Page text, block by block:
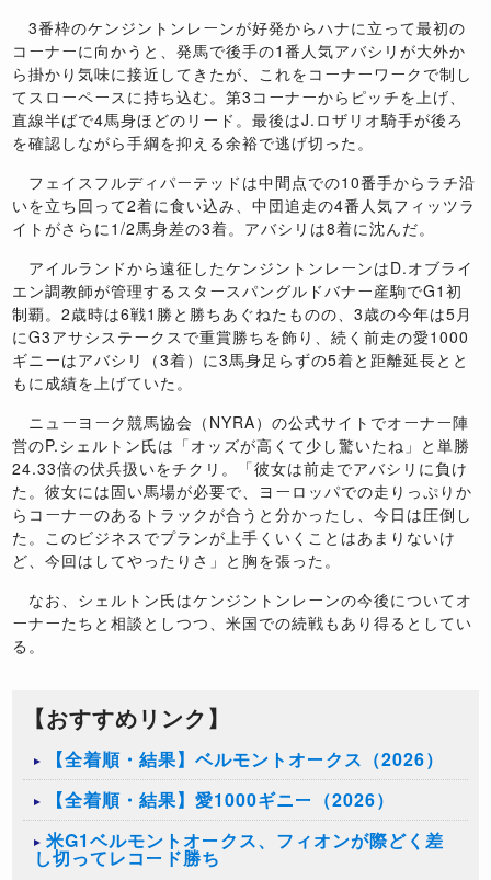
3番枠のケンジントンレーンが好発からハナに立って最初の
コーナーに向かうと、発馬で後手の1番人気アバシリが大外か
ら掛かり気味に接近してきたが、これをコーナーワークで制し
てスローペースに持ち込む。第3コーナーからピッチを上げ、
直線半ばで4馬身ほどのリード。最後はJ.ロザリオ騎手が後ろ
を確認しながら手綱を抑える余裕で逃げ切った。
フェイスフルディパーテッドは中間点での10番手からラチ沿
いを立ち回って2着に食い込み、中団追走の4番人気フィッツラ
イトがさらに1/2馬身差の3着。アバシリは8着に沈んだ。
アイルランドから遠征したケンジントンレーンはD.オブライ
エン調教師が管理するスタースパングルドバナー産駒でG1初
制覇。2歳時は6戦1勝と勝ちあぐねたものの、3歳の今年は5月
にG3アサシステークスで重賞勝ちを飾り、続く前走の愛1000
ギニーはアバシリ（3着）に3馬身足らずの5着と距離延長とと
もに成績を上げていた。
ニューヨーク競馬協会（NYRA）の公式サイトでオーナー陣
営のP.シェルトン氏は「オッズが高くて少し驚いたね」と単勝
24.33倍の伏兵扱いをチクリ。「彼女は前走でアバシリに負け
た。彼女には固い馬場が必要で、ヨーロッパでの走りっぷりか
らコーナーのあるトラックが合うと分かったし、今日は圧倒し
た。このビジネスでプランが上手くいくことはあまりないけ
ど、今回はしてやったりさ」と胸を張った。
なお、シェルトン氏はケンジントンレーンの今後についてオ
ーナーたちと相談としつつ、米国での続戦もあり得るとしてい
る。
【おすすめリンク】
【全着順・結果】ベルモントオークス（2026）
【全着順・結果】愛1000ギニー（2026）
米G1ベルモントオークス、フィオンが際どく差
し切ってレコード勝ち